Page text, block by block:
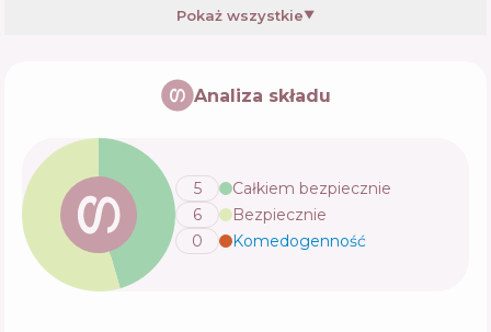
Patches
Pokaż wszystkie▼
Analiza składu
5
Całkiem bezpiecznie
6
Bezpiecznie
0
Komedogenność